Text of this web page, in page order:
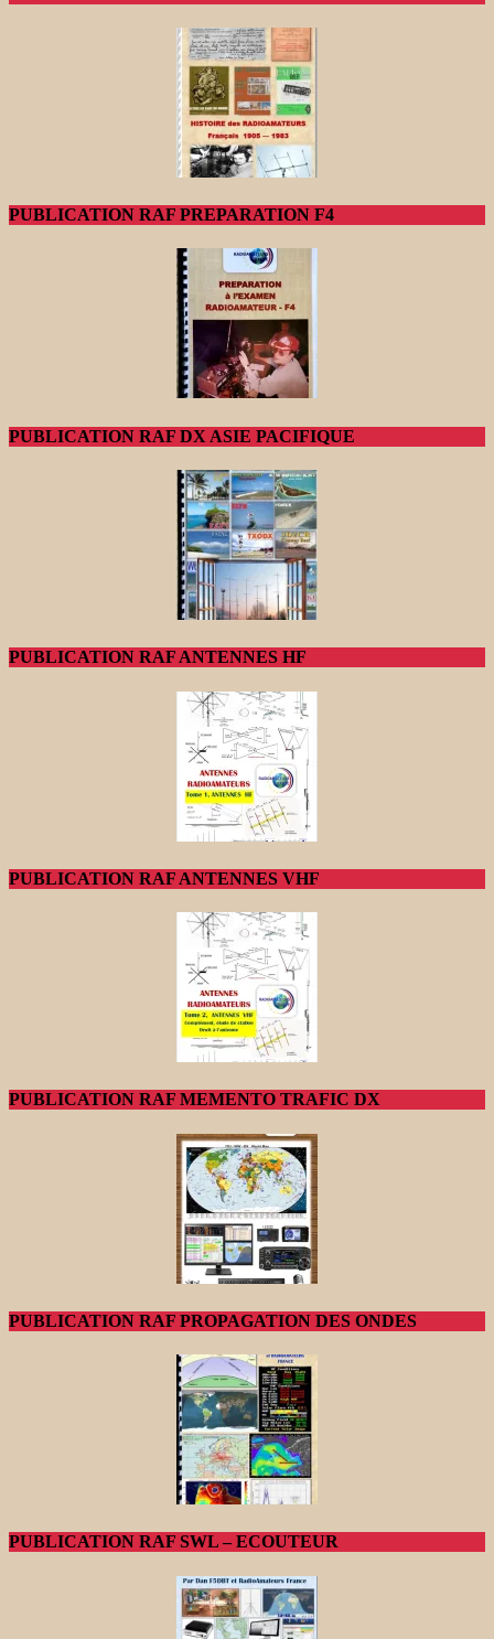
PUBLICATION RAF PREPARATION F4
PUBLICATION RAF DX ASIE PACIFIQUE
PUBLICATION RAF ANTENNES HF
PUBLICATION RAF ANTENNES VHF
PUBLICATION RAF MEMENTO TRAFIC DX
PUBLICATION RAF PROPAGATION DES ONDES
PUBLICATION RAF SWL – ECOUTEUR